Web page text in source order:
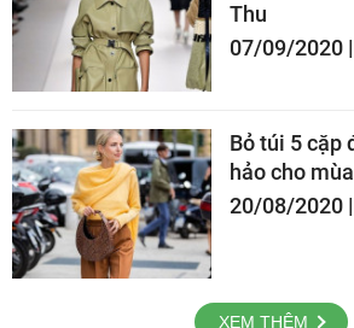
Thu
07/09/2020
Bỏ túi 5 cặp
hảo cho
20/08/2020
XEM THÊM